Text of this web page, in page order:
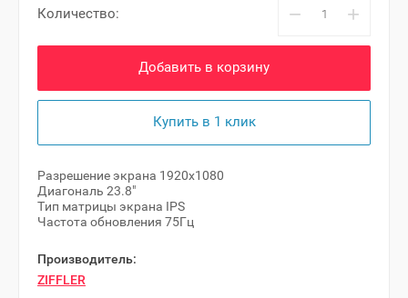
Количество: − +
Добавить в корзину
Купить в 1 клик
Разрешение экрана 1920x1080
Диагональ 23.8"
Тип матрицы экрана IPS
Частота обновления 75Гц
Производитель:
ZIFFLER